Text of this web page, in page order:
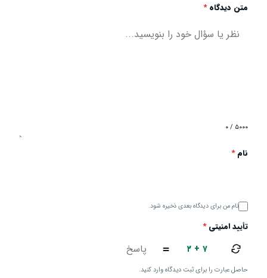
متن دیدگاه*
۰ / ۵۰۰۰
نام*
نام من برای دیدگاه بعدی ذخیره شود.
تأیید امنیتی*
۲ + ۷ =
حاصل عبارت را برای ثبت دیدگاه وارد کنید.